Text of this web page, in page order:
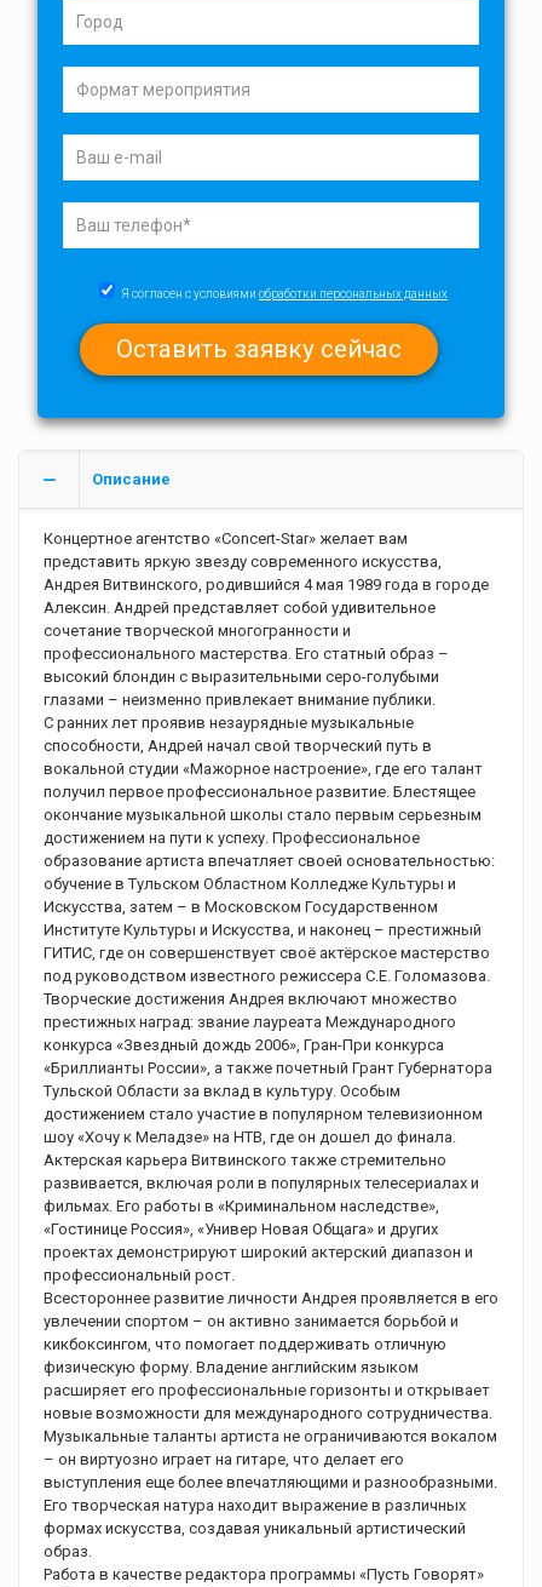
Я согласен с условиями обработки персональных данных
Описание
Концертное агентство «Concert-Star» желает вам
представить яркую звезду современного искусства,
Андрея Витвинского, родившийся 4 мая 1989 года в городе
Алексин. Андрей представляет собой удивительное
сочетание творческой многогранности и
профессионального мастерства. Его статный образ –
высокий блондин с выразительными серо-голубыми
глазами – неизменно привлекает внимание публики.
С ранних лет проявив незаурядные музыкальные
способности, Андрей начал свой творческий путь в
вокальной студии «Мажорное настроение», где его талант
получил первое профессиональное развитие. Блестящее
окончание музыкальной школы стало первым серьезным
достижением на пути к успеху. Профессиональное
образование артиста впечатляет своей основательностью:
обучение в Тульском Областном Колледже Культуры и
Искусства, затем – в Московском Государственном
Институте Культуры и Искусства, и наконец – престижный
ГИТИС, где он совершенствует своё актёрское мастерство
под руководством известного режиссера С.Е. Голомазова.
Творческие достижения Андрея включают множество
престижных наград: звание лауреата Международного
конкурса «Звездный дождь 2006», Гран-При конкурса
«Бриллианты России», а также почетный Грант Губернатора
Тульской Области за вклад в культуру. Особым
достижением стало участие в популярном телевизионном
шоу «Хочу к Меладзе» на НТВ, где он дошел до финала.
Актерская карьера Витвинского также стремительно
развивается, включая роли в популярных телесериалах и
фильмах. Его работы в «Криминальном наследстве»,
«Гостинице Россия», «Универ Новая Общага» и других
проектах демонстрируют широкий актерский диапазон и
профессиональный рост.
Всестороннее развитие личности Андрея проявляется в его
увлечении спортом – он активно занимается борьбой и
кикбоксингом, что помогает поддерживать отличную
физическую форму. Владение английским языком
расширяет его профессиональные горизонты и открывает
новые возможности для международного сотрудничества.
Музыкальные таланты артиста не ограничиваются вокалом
– он виртуозно играет на гитаре, что делает его
выступления еще более впечатляющими и разнообразными.
Его творческая натура находит выражение в различных
формах искусства, создавая уникальный артистический
образ.
Работа в качестве редактора программы «Пусть Говорят»